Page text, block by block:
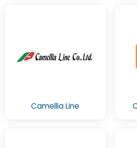
Camellia Line